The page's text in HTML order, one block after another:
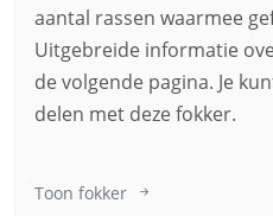
aantal rassen waarmee
Uitgebreide informatie
de volgende pagina. Je
delen met deze fokker.
Toon fokker